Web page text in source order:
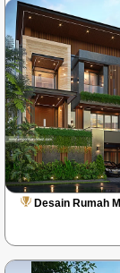
Desain Rumah